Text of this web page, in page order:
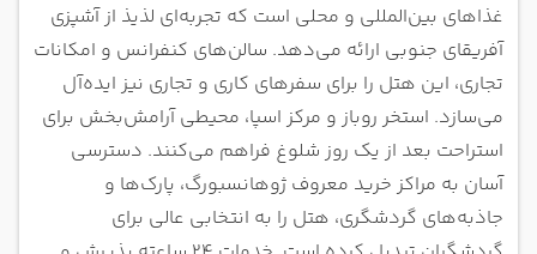
غذاهای بین‌المللی و محلی است که تجربه‌ای لذیذ از آشپزی
آفریقای جنوبی ارائه می‌دهد. سالن‌های کنفرانس و امکانات
تجاری، این هتل را برای سفرهای کاری و تجاری نیز ایده‌آل
می‌سازد. استخر روباز و مرکز اسپا، محیطی آرامش‌بخش برای
استراحت بعد از یک روز شلوغ فراهم می‌کنند. دسترسی
آسان به مراکز خرید معروف ژوهانسبورگ، پارک‌ها و
جاذبه‌های گردشگری، هتل را به انتخابی عالی برای